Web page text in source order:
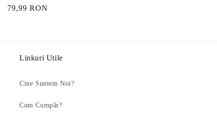
Preț
79,99 RON
Linkuri Utile
Cine Suntem Noi?
Cum Cumpăr?